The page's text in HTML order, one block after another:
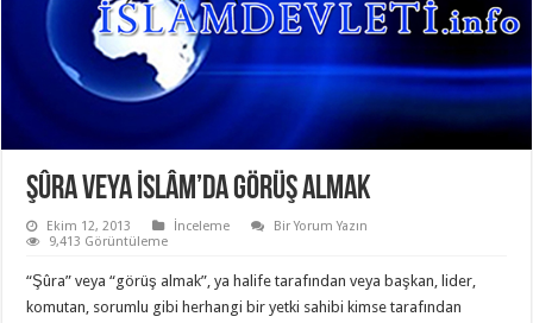
ŞÛRA VEYA İSLÂM’DA GÖRÜŞ ALMAK
Ekim 12, 2013 İnceleme
Bir Yorum Yazın
9,413 Görüntüleme
“Şûra” veya “görüş almak”, ya halife tarafından veya başkan, lider,
komutan, sorumlu gibi herhangi bir yetki sahibi kimse tarafından